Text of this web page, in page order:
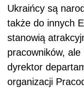
Ukraińcy są
także do innych
stanowią
pracowników, ale
dyrektor
organizacji